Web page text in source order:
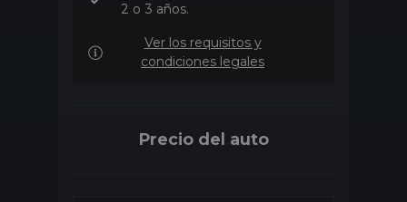
2 o 3 años.
Ver los requisitos y
condiciones legales
Precio del auto